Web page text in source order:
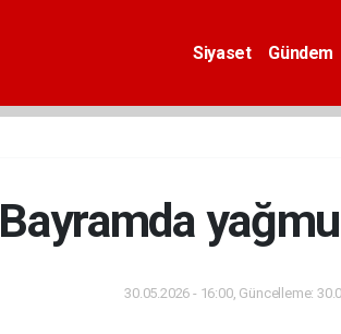
Siyaset Gündem
Bayramda
30.05.2026 - 16:00, Güncelleme: